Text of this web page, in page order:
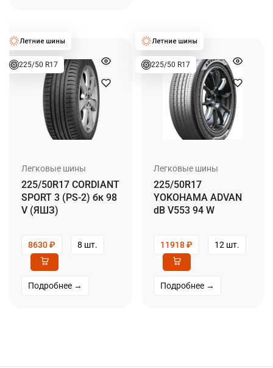
225/50 R17
Легковые шины
225/50R17 CORDIANT
SPORT 3 (PS-2) бк 98
V (ЯШЗ)
8630₽ 8 шт.
Подробнее →
225/50 R17
Легковые шины
225/50R17
YOKOHAMA ADVAN
dB V553 94 W
11918₽ 12 шт.
Подробнее →